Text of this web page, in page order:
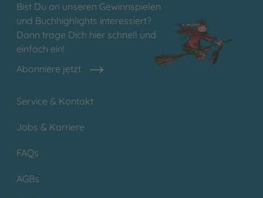
Bist Du an unseren Gewinnspielen
und Buchhighlights interessiert?
Dann trage Dich hier schnell und
einfach ein!
Abonniere jetzt
Service & Kontakt
Jobs & Karriere
FAQs
AGBs